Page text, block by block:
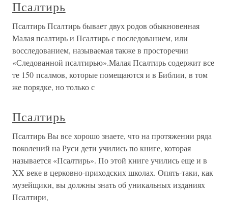
Псалтирь
Псалтирь Псалтирь бывает двух родов обыкновенная
Малая псалтирь и Псалтирь с последованием, или
восследованием, называемая также в просторечии
«Следованной псалтирью».Малая Псалтирь содержит все
те 150 псалмов, которые помещаются и в Библии, в том
же порядке, но только с
Псалтирь
Псалтирь Вы все хорошо знаете, что на протяжении ряда
поколений на Руси дети учились по книге, которая
называется «Псалтирь». По этой книге учились еще и в
XX веке в церковно-приходских школах. Опять-таки, как
музейщики, вы должны знать об уникальных изданиях
Псалтири,